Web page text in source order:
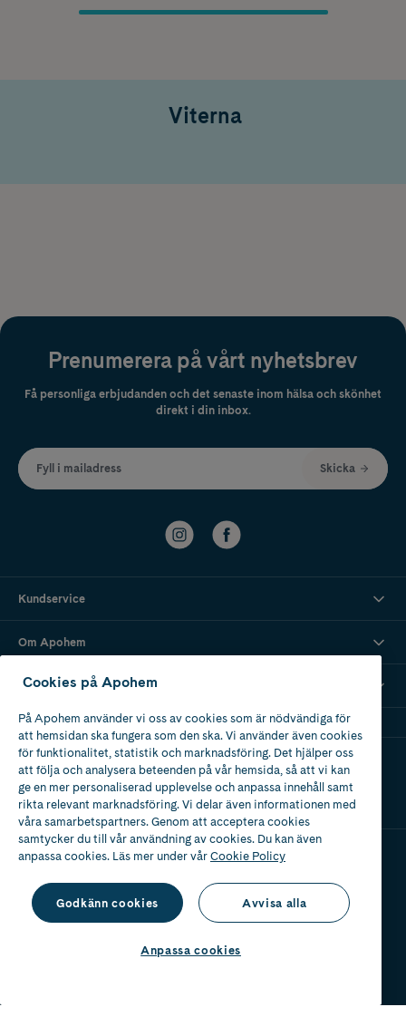
Viterna
Prenumerera på vårt nyhetsbrev
Få personliga erbjudanden och det senaste inom hälsa och skönhet
direkt i din inbox.
Fyll i mailadress Skicka
Kundservice
Om Apohem
Mina recept
Ladda ner vår app
av Läkemedelsverket
Cookies på Apohem
På Apohem använder vi oss av cookies som är nödvändiga för
att hemsidan ska fungera som den ska. Vi använder även cookies
för funktionalitet, statistik och marknadsföring. Det hjälper oss
att följa och analysera beteenden på vår hemsida, så att vi kan
ge en mer personaliserad upplevelse och anpassa innehåll samt
rikta relevant marknadsföring. Vi delar även informationen med
våra samarbetspartners. Genom att acceptera cookies
samtycker du till vår användning av cookies. Du kan även
anpassa cookies. Läs mer under vårCookie Policy
Godkänn cookies Avvisa alla
Anpassa cookies